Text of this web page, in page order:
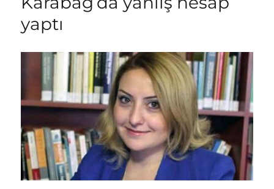
yaptı